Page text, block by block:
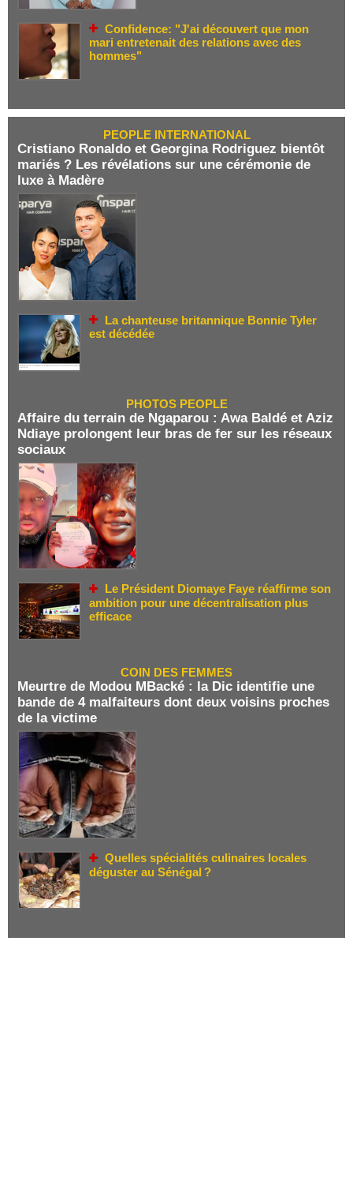
Confidence: "J'ai découvert que mon
mari entretenait des relations avec des
hommes"
PEOPLE INTERNATIONAL
Cristiano Ronaldo et Georgina Rodriguez bientôt
mariés ? Les révélations sur une cérémonie de
luxe à Madère
La chanteuse britannique Bonnie Tyler
est décédée
PHOTOS PEOPLE
Affaire du terrain de Ngaparou : Awa Baldé et Aziz
Ndiaye prolongent leur bras de fer sur les réseaux
sociaux
Le Président Diomaye Faye réaffirme son
ambition pour une décentralisation plus
efficace
COIN DES FEMMES
Meurtre de Modou MBacké : la Dic identifie une
bande de 4 malfaiteurs dont deux voisins proches
de la victime
Quelles spécialités culinaires locales
déguster au Sénégal ?